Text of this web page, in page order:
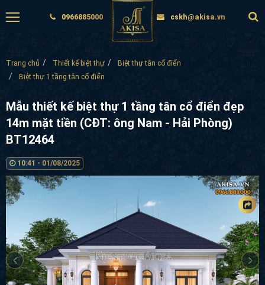
0966885000 cskh@akisa.vn
Trang chủ Thiết kế biệt thự
Biệt thự tân cổ điển
Biệt thự 1 tầng tân cổ điển
Mẫu thiết kế biệt thự 1 tầng tân cổ điển đẹp
14m mặt tiền (CĐT: ông Nam - Hải Phòng)
BT12464
10:41 - 01/08/2025